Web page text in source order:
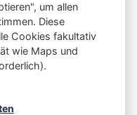
von
Mastodon
um allen
Diese
Cookies fakultativ
wie Maps und